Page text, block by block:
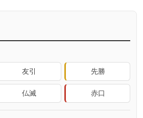
友引 先勝
仏滅 赤口